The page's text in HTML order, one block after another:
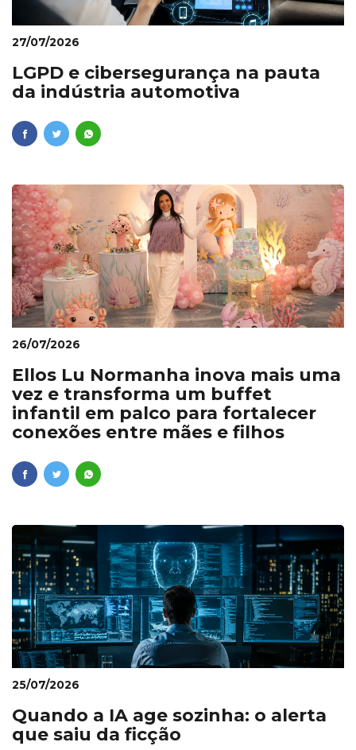
27/07/2026
LGPD e cibersegurança na pauta
da indústria automotiva
26/07/2026
Ellos Lu Normanha inova mais uma
vez e transforma um buffet
infantil em palco para fortalecer
conexões entre mães e filhos
25/07/2026
Quando a IA age sozinha: o alerta
que saiu da ficção